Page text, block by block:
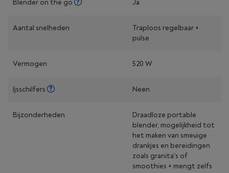
Blender on the go Ja
Aantal snelheden
Traploos regelbaar +
pulse
Vermogen 520 W
Ijsschilfers Neen
Bijzonderheden
Draadloze portable
blender, mogelijkheid tot
het maken van smeuige
drankjes en bereidingen
zoals granita's of
smoothies + mengt zelfs